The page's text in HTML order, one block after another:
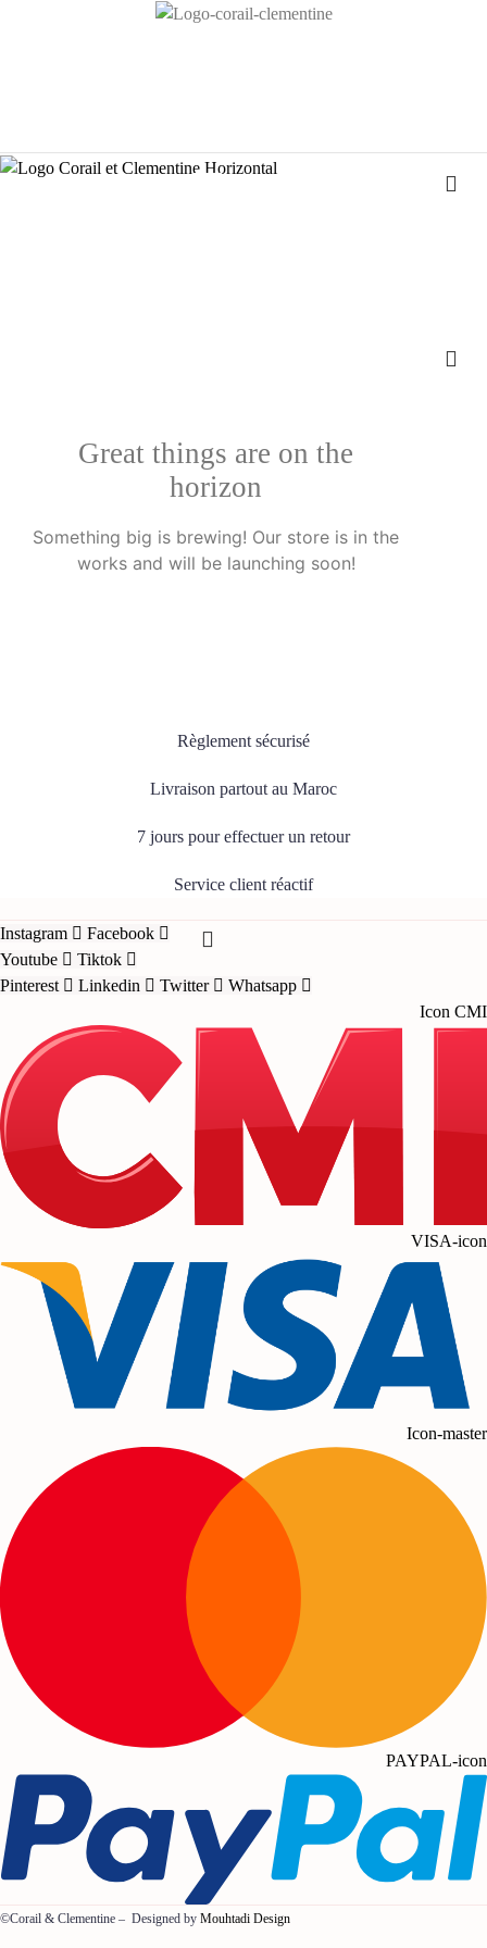
Great things are on the
horizon
Something big is brewing! Our store is in the
works and will be launching soon!
Règlement sécurisé
Livraison partout au Maroc
7 jours pour effectuer un retour
Service client réactif
Instagram
Facebook
Youtube
Tiktok
Pinterest
Linkedin Twitter
Whatsapp
Icon CMI
VISA-icon
Icon-master
PAYPAL-icon
©Corail & Clementine – Designed by Mouhtadi Design